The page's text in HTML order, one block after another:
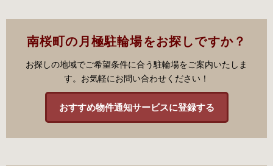
南桜町の月極駐輪場をお探しですか？
お探しの地域でご希望条件に合う駐輪場をご案内いたしま
す。お気軽にお問い合わせください！
おすすめ物件通知サービスに登録する